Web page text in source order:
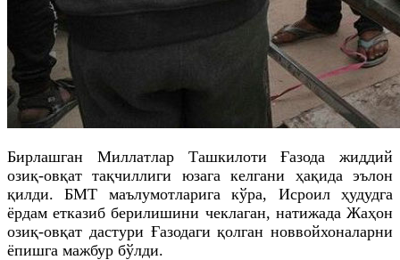
Бирлашган Миллатлар Ташкилоти Ғазода жиддий
озиқ-овқат тақчиллиги юзага келгани ҳақида эълон
қилди. БМТ маълумотларига кўра, Исроил ҳудудга
ёрдам етказиб берилишини чеклаган, натижада Жаҳон
озиқ-овқат дастури Ғазодаги қолган новвойхоналарни
ёпишга мажбур бўлди.